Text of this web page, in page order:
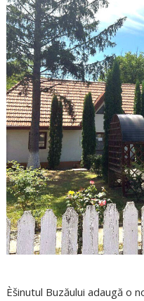
Èšinutul Buzăului adaugă o